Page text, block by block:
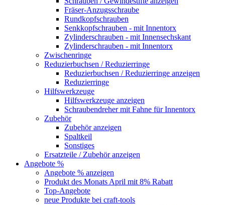
Fräser-Anzugsschraube
Rundkopfschrauben
Senkkopfschrauben - mit Innentorx
Zylinderschrauben - mit Innensechskant
Zylinderschrauben - mit Innentorx
Zwischenringe
Reduzierbuchsen / Reduzierringe
Reduzierbuchsen / Reduzierringe anzeigen
Reduzierringe
Hilfswerkzeuge
Hilfswerkzeuge anzeigen
Schraubendreher mit Fahne für Innentorx
Zubehör
Zubehör anzeigen
Spaltkeil
Sonstiges
Ersatzteile / Zubehör anzeigen
Angebote %
Angebote % anzeigen
Produkt des Monats April mit 8% Rabatt
Top-Angebote
neue Produkte bei craft-tools